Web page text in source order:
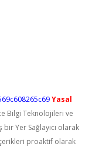
Yasal
Bilgi Teknolojileri ve
Yer Sağlayıcı olarak
proaktif olarak